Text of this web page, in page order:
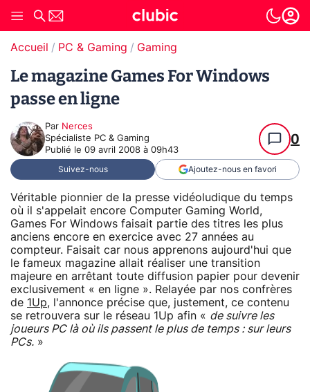
Accueil PC & Gaming Gaming
Le magazine Games For Windows
passe en ligne
Par Nerces
Spécialiste PC & Gaming
Publié le 09 avril 2008 à 09h43
0
Suivez-nous Ajoutez-nous en favori
Véritable pionnier de la presse vidéoludique du temps
où il s'appelait encore Computer Gaming World,
Games For Windows faisait partie des titres les plus
anciens encore en exercice avec 27 années au
compteur. Faisait car nous apprenons aujourd'hui que
le fameux magazine allait réaliser une transition
majeure en arrêtant toute diffusion papier pour devenir
exclusivement « en ligne ». Relayée par nos confrères
de 1Up, l'annonce précise que, justement, ce contenu
se retrouvera sur le réseau 1Up afin « de suivre les
joueurs PC là où ils passent le plus de temps : sur leurs
PCs. »